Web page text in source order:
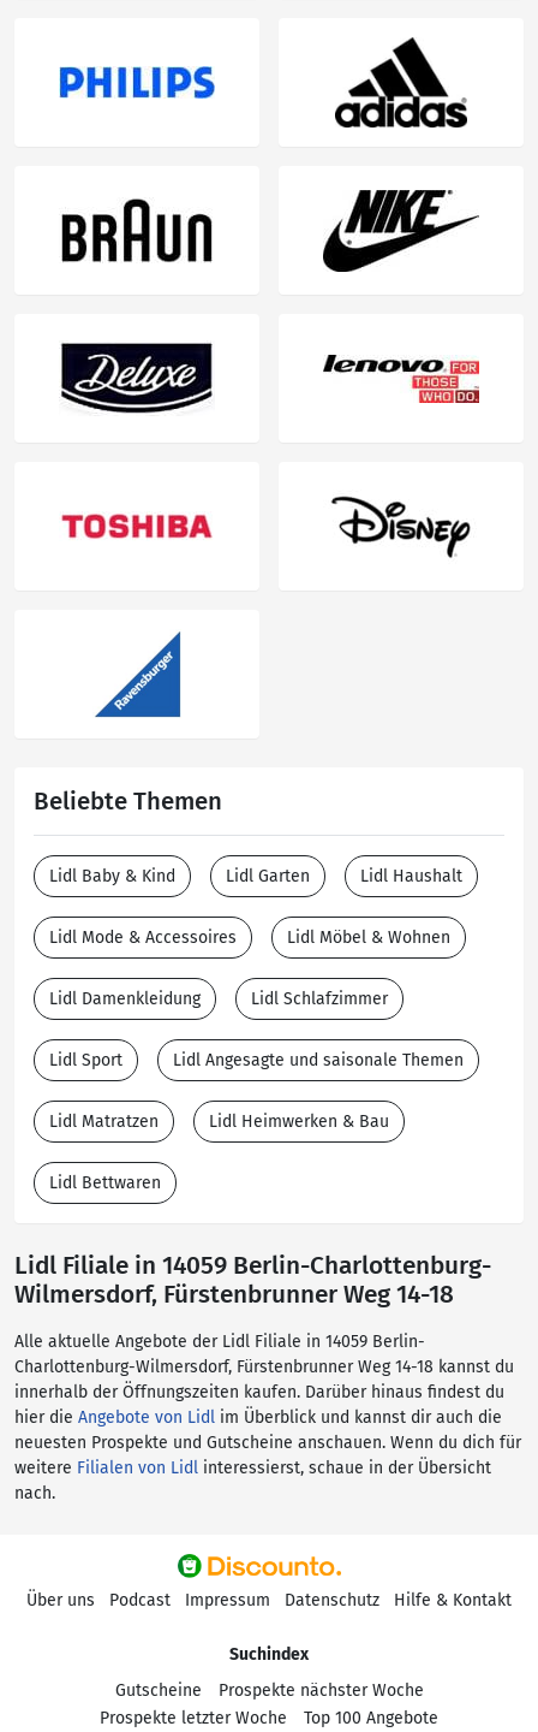
Beliebte Themen
Lidl Baby & Kind Lidl Garten Lidl Haushalt
Lidl Mode & Accessoires Lidl Möbel & Wohnen
Lidl Damenkleidung Lidl Schlafzimmer
Lidl Sport Lidl Angesagte und saisonale Themen
Lidl Matratzen Lidl Heimwerken & Bau
Lidl Bettwaren
Lidl Filiale in 14059 Berlin-Charlottenburg-
Wilmersdorf, Fürstenbrunner Weg 14-18
Alle aktuelle Angebote der Lidl Filiale in 14059 Berlin-
Charlottenburg-Wilmersdorf, Fürstenbrunner Weg 14-18 kannst du
innerhalb der Öffnungszeiten kaufen. Darüber hinaus findest du
hier die Angebote von Lidl im Überblick und kannst dir auch die
neuesten Prospekte und Gutscheine anschauen. Wenn du dich für
weitere Filialen von Lidl interessierst, schaue in der Übersicht
nach.
Über uns Podcast Impressum Datenschutz Hilfe & Kontakt
Suchindex
Gutscheine
Prospekte nächster Woche
Prospekte letzter Woche
Top 100 Angebote